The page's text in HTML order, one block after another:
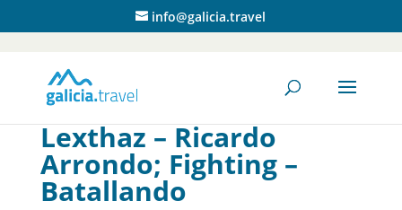
info@galicia.travel
Lexthaz – Ricardo
Arrondo; Fighting –
Batallando